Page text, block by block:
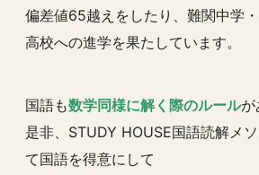
偏差値65越えをしたり、難関中学
高校への進学を果たしています。
国語も数学同様に解く際のルールが
是非、STUDY HOUSE国語読解メ
て国語を得意にして